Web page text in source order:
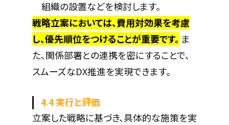
組織の設置などを検討します。
戦略立案においては、費用対効果を考慮
し、優先順位をつけることが重要です。 ま
た、関係部署との連携を密にすることで、
スムーズなDX推進を実現できます。
4.4 実行と評価
立案した戦略に基づき、具体的な施策を実